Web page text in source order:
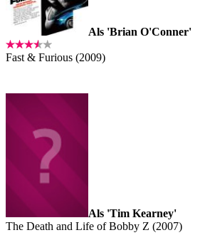
Als 'Brian O'Conner'
Fast & Furious (2009)
Als 'Tim Kearney'
The Death and Life of Bobby Z (2007)